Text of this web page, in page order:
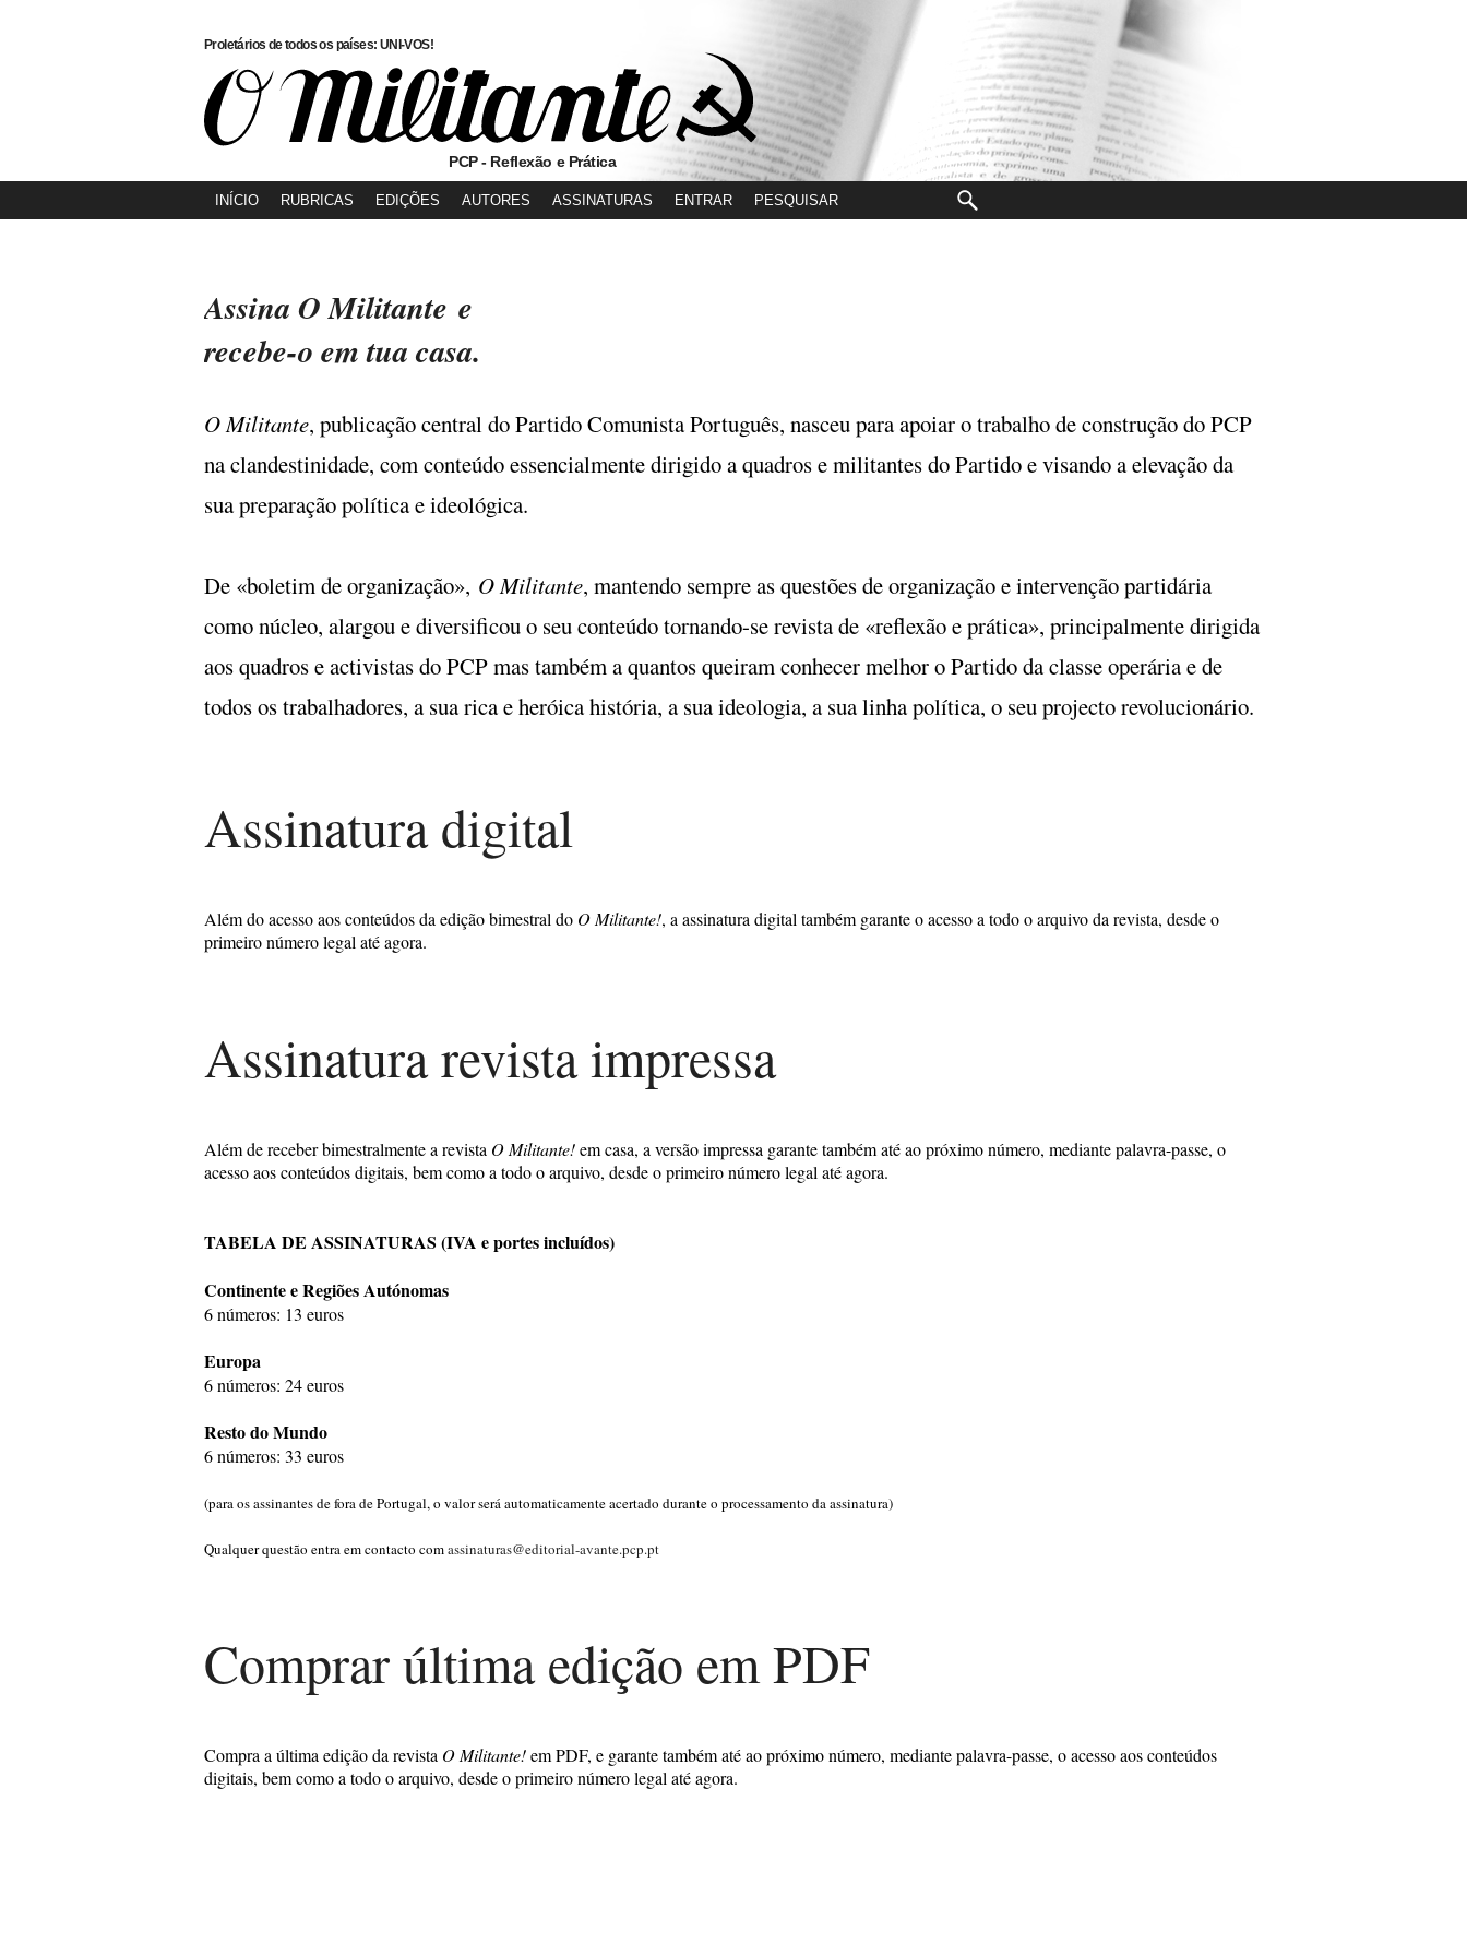
Proletários de todos os países: UNI-VOS!
PCP - Reflexão e Prática
INÍCIO RUBRICAS EDIÇÕES AUTORES ASSINATURAS ENTRAR
Assina O Militante e
recebe-o em tua casa.
O Militante, publicação central do Partido Comunista Português, nasceu para apoiar o trabalho de construção do PCP
na clandestinidade, com conteúdo essencialmente dirigido a quadros e militantes do Partido e visando a elevação da
sua preparação política e ideológica.
De «boletim de organização», O Militante, mantendo sempre as questões de organização e intervenção partidária
como núcleo, alargou e diversificou o seu conteúdo tornando-se revista de «reflexão e prática», principalmente dirigida
aos quadros e activistas do PCP mas também a quantos queiram conhecer melhor o Partido da classe operária e de
todos os trabalhadores, a sua rica e heróica história, a sua ideologia, a sua linha política, o seu projecto revolucionário.
Assinatura digital
Além do acesso aos conteúdos da edição bimestral do O Militante!, a assinatura digital também garante o acesso a todo o arquivo da revista, desde o
primeiro número legal até agora.
Assinatura revista impressa
Além de receber bimestralmente a revista O Militante!em casa, a versão impressa garante também até ao próximo número, mediante palavra-passe, o
acesso aos conteúdos digitais, bem como a todo o arquivo, desde o primeiro número legal até agora.
TABELA DE ASSINATURAS (IVA e portes incluídos)
Continente e Regiões Autónomas
6 números: 13 euros
Europa
6 números: 24 euros
Resto do Mundo
6 números: 33 euros
(para os assinantes de fora de Portugal, o valor será automaticamente acertado durante o processamento da assinatura)
Qualquer questão entra em contacto comassinaturas@editorial-avante.pcp.pt
Comprar última edição em PDF
Compra a última edição da revista O Militante!em PDF, e garante também até ao próximo número, mediante palavra-passe, o acesso aos conteúdos
digitais, bem como a todo o arquivo, desde o primeiro número legal até agora.